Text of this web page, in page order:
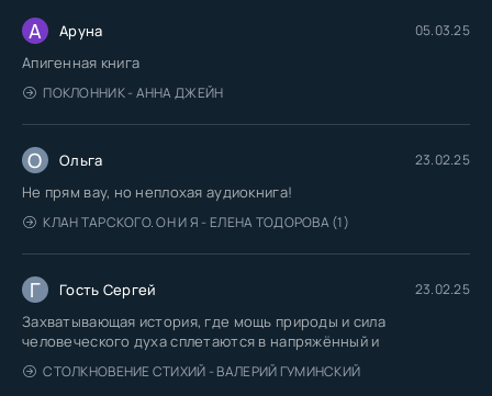
А Аруна 05.03.25
Апигенная книга
ПОКЛОННИК - АННА ДЖЕЙН
О Ольга 23.02.25
Не прям вау, но неплохая аудиокнига!
КЛАН ТАРСКОГО. ОН И Я - ЕЛЕНА ТОДОРОВА (1)
Г Гость Сергей 23.02.25
Захватывающая история, где мощь природы и сила
человеческого духа сплетаются в напряжённый и
СТОЛКНОВЕНИЕ СТИХИЙ - ВАЛЕРИЙ ГУМИНСКИЙ